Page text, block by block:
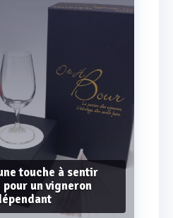
touche à sentir
un vigneron